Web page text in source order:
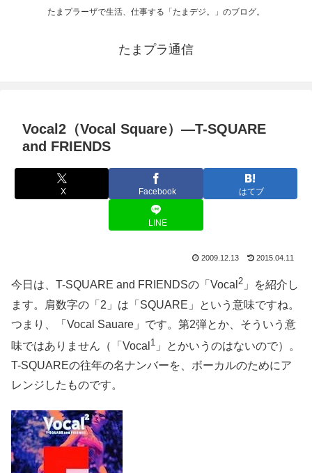
たまプラーザで生活、仕事する「たまデジ。」のブログ。
たまプラ通信
Vocal2（Vocal Square）―T-SQUARE
and FRIENDS
X Facebook はてブ
LINE
2009.12.13 2015.04.11
今日は、T-SQUARE and FRIENDSの「Vocal 2 」を紹介し
ます。肩数字の「2」は「SQUARE」という意味ですね。
つまり、「Vocal Sauare」です。第2弾とか、そういう意
味ではありません（「Vocal 1 」とかいうのはないので）。
T-SQUAREの往年の名ナンバーを、ボーカルのためにア
レンジしたものです。